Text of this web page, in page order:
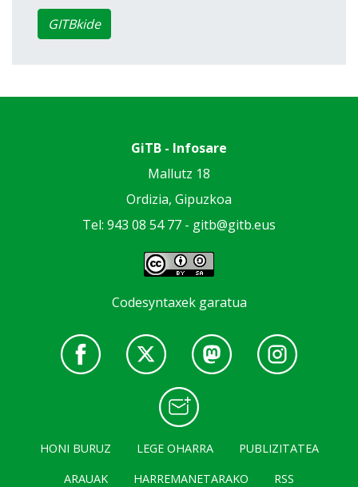
GITBkide
GiTB - Infosare
Mallutz 18
Ordizia, Gipuzkoa
Tel: 943 08 54 77 - gitb@gitb.eus
Codesyntaxek garatua
HONI BURUZ LEGE OHARRA
PUBLIZITATEA
ARAUAK
HARREMANETARAKO RSS